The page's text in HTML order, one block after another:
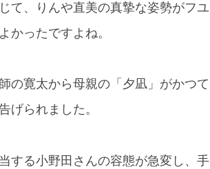
て、りんや直美の真摯な姿勢がフユ
かったですよね。
の寛太から母親の「夕凪」がかつて
げられました。
する小野田さんの容態が急変し、手